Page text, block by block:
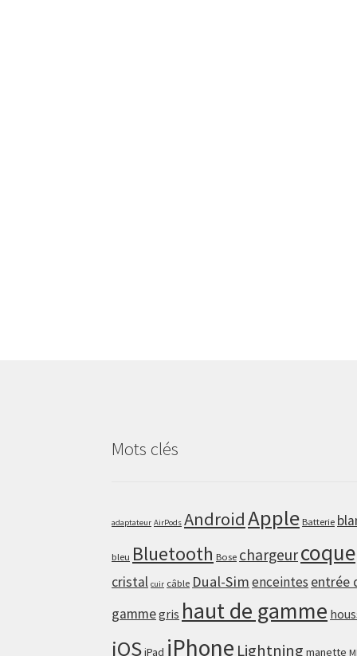
Mots clés
adaptateur AirPods AndroidApple Batterie
bleu Bluetooth Bose chargeurcoque
cristal cuir câble Dual-Simenceintes entrée
gammegris haut de gamme
iOSiPad iPhone Lightning manette